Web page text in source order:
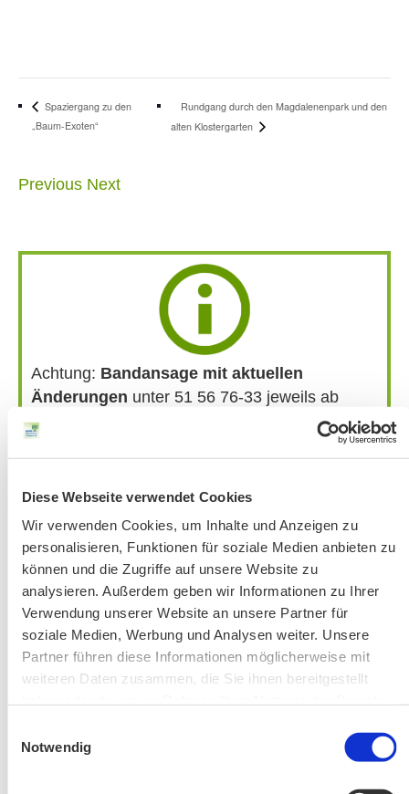
Diese Webseite verwendet Cookies
Wir verwenden Cookies, um Inhalte und Anzeigen zu
personalisieren, Funktionen für soziale Medien anbieten zu
können und die Zugriffe auf unsere Website zu
analysieren. Außerdem geben wir Informationen zu Ihrer
Verwendung unserer Website an unsere Partner für
soziale Medien, Werbung und Analysen weiter. Unsere
Partner führen diese Informationen möglicherweise mit
weiteren Daten zusammen, die Sie ihnen bereitgestellt
Notwendig
Spaziergang zu den
„Baum-Exoten“
Rundgang durch den Magdalenenpark und den
alten Klostergarten
Previous Next
Achtung: Bandansage mit aktuellen
Änderungen unter 51 56 76-33 jeweils ab
Donnerstag vor der Veranstaltung.
Fahrkarten
AKTUELLE ÄNDERUNGEN BEIM BILDUNGSWERK:
Aktuelle Änderungen bei unseren Exkursionen